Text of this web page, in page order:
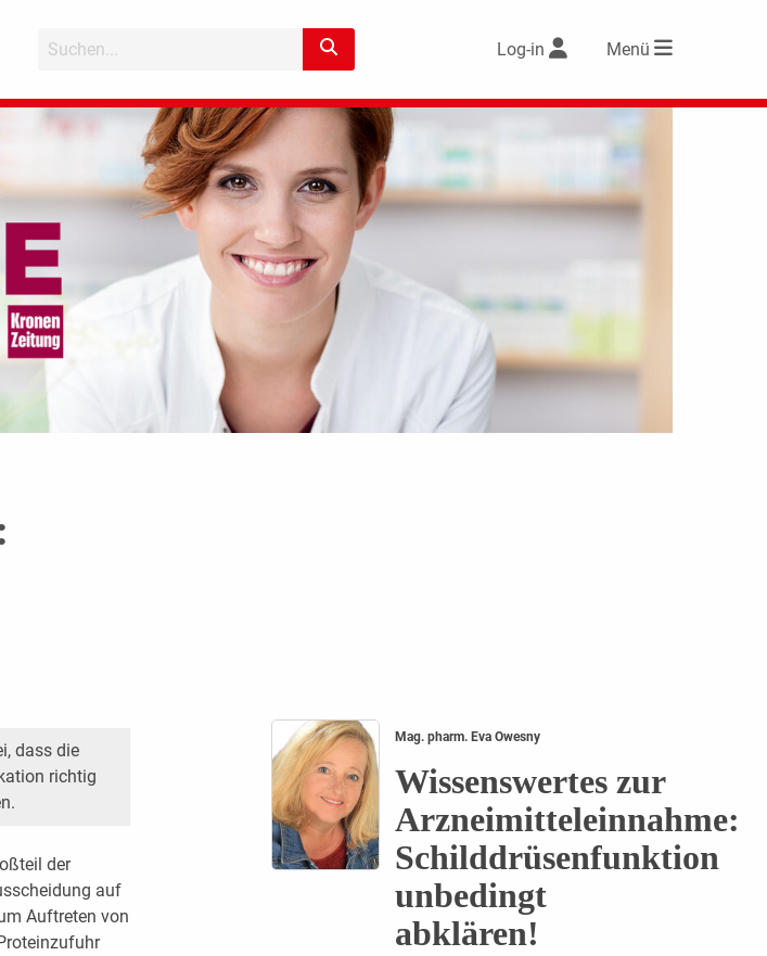
Log-in Menü
dass die
richtig
der
auf
Auftreten von
Mag. pharm. Eva Owesny
Wissenswertes zur
Arzneimitteleinnahme:
Schilddrüsenfunktion
unbedingt
abklären!